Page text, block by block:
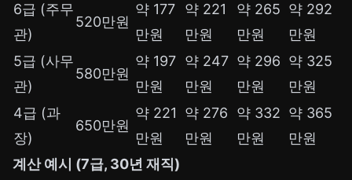
6급 (주무
관)
520만원
약 177
만원
약 221
만원
약 265
만원
약 292
만원
5급 (사무
관)
580만원
약 197
만원
약 247
만원
약 296
만원
약 325
만원
4급 (과
장)
650만원
약 221
만원
약 276
만원
약 332
만원
약 365
만원
계산 예시 (7급, 30년 재직)